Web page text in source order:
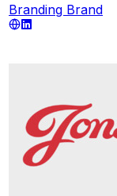
Branding Brand